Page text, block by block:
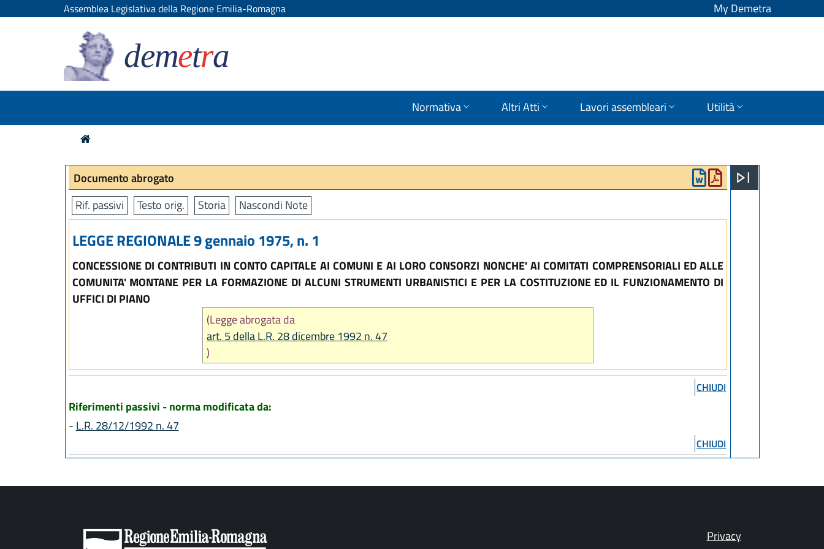
Assemblea Legislativa della Regione Emilia-Romagna My Demetra
demetra
Normativa Altri Atti Lavori assembleari Utilità
Documento abrogato
Rif. passivi
Testo orig. Storia Nascondi Note
LEGGE REGIONALE 9 gennaio 1975, n. 1
CONCESSIONE DI CONTRIBUTI IN CONTO CAPITALE AI COMUNI E AI LORO CONSORZI NONCHE' AI COMITATI COMPRENSORIALI ED ALLE
COMUNITA' MONTANE PER LA FORMAZIONE DI ALCUNI STRUMENTI URBANISTICI E PER LA COSTITUZIONE ED IL FUNZIONAMENTO DI
UFFICI DI PIANO
(Legge abrogata da
art. 5 della L.R. 28 dicembre 1992 n. 47
)
CHIUDI
Riferimenti passivi - norma modificata da:
- L.R. 28/12/1992 n. 47
CHIUDI
Privacy